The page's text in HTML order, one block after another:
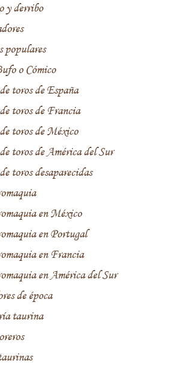
y derribo
populares
o Cómico
toros de España
toros de Francia
toros de México
toros de América del Sur
toros desaparecidas
en México
en Portugal
en Francia
en América del Sur
de época
taurina